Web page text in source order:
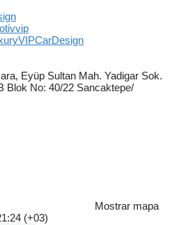
Eyüp Sultan Mah. Yadigar Sok.
Blok No: 40/22 Sancaktepe/
Mostrar mapa
(+03)